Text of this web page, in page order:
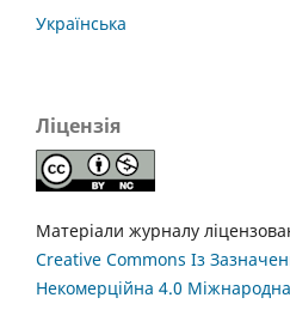
Українська
Ліцензія
Матеріали журналу
Creative Commons Із
Некомерційна 4.0 Міжнародна